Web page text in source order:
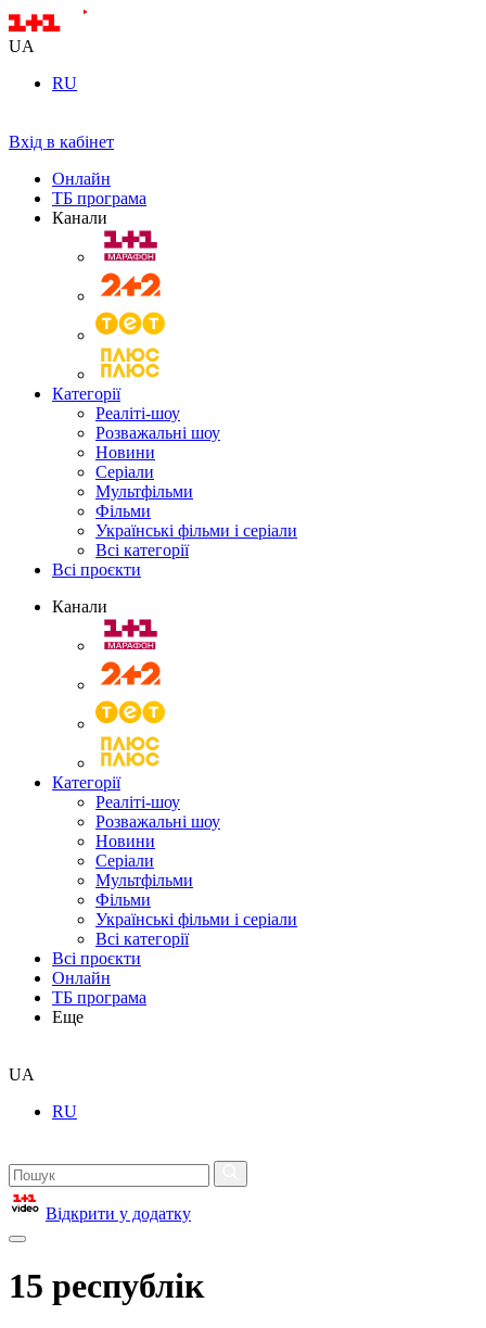
UA
RU
Вхід в кабінет
Онлайн
ТБ програма
Канали
Категорії
Реаліті-шоу
Розважальні шоу
Новини
Серіали
Мультфільми
Фільми
Українські фільми і серіали
Всі категорії
Всі проєкти
Канали
Категорії
Реаліті-шоу
Розважальні шоу
Новини
Серіали
Мультфільми
Фільми
Українські фільми і серіали
Всі категорії
Всі проєкти
Онлайн
ТБ програма
Еще
UA
RU
Відкрити у додатку
15 республік